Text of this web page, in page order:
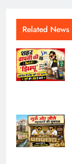
Related News